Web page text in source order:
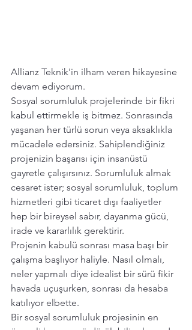
Allianz Teknik'in ilham veren hikayesine
devam ediyorum.
Sosyal sorumluluk projelerinde bir fikri
kabul ettirmekle iş bitmez. Sonrasında
yaşanan her türlü sorun veya aksaklıkla
mücadele edersiniz. Sahiplendiğiniz
projenizin başarısı için insanüstü
gayretle çalışırsınız. Sorumluluk almak
cesaret ister; sosyal sorumluluk, toplum
hizmetleri gibi ticaret dışı faaliyetler
hep bir bireysel sabır, dayanma gücü,
irade ve kararlılık gerektirir.
Projenin kabulü sonrası masa başı bir
çalışma başlıyor haliyle. Nasıl olmalı,
neler yapmalı diye idealist bir sürü fikir
havada uçuşurken, sonrası da hesaba
katılıyor elbette.
Bir sosyal sorumluluk projesinin en